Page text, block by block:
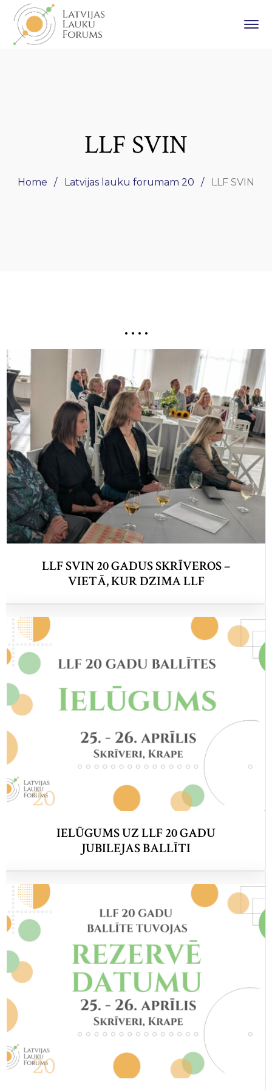
LLF SVIN
Home Latvijas lauku forumam 20 LLF SVIN
LLF SVIN 20 GADUS SKRĪVEROS –
VIETĀ, KUR DZIMA LLF
IELŪGUMS UZ LLF 20 GADU
JUBILEJAS BALLĪTI